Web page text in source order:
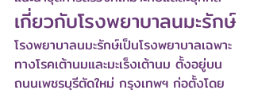
เกี่ยวกับโรงพยาบาลนมะรักษ์
โรงพยาบาลนมะรักษ์เป็นโรงพยาบาลเฉพาะ
ทางโรคเต้านมและมะเร็งเต้านม ตั้งอยู่บน
ถนนเพชรบุรีตัดใหม่ กรุงเทพฯ ก่อตั้งโดย